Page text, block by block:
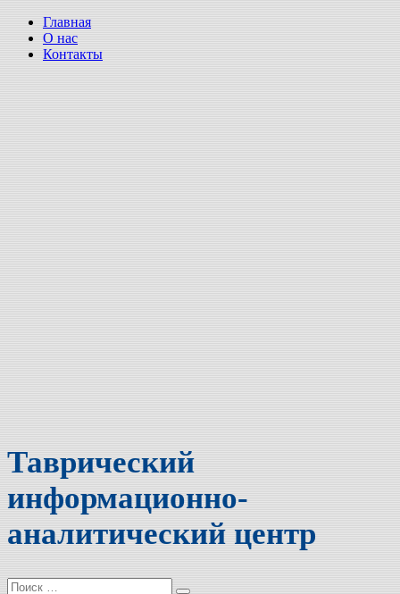
Главная
О нас
Контакты
Таврический
информационно-
аналитический центр
Поиск: